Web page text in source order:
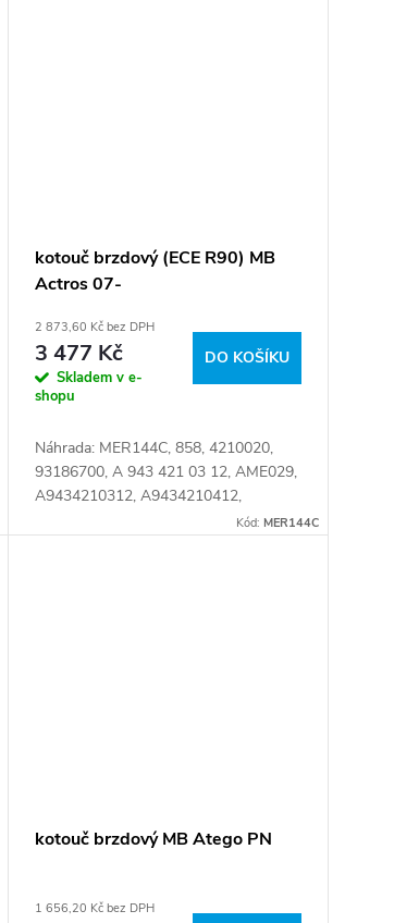
kotouč brzdový (ECE R90) MB
Actros 07-
2 873,60 Kč bez DPH
3 477 Kč
Skladem v e-
shopu
DO KOŠÍKU
Náhrada: MER144C, 858, 4210020,
93186700, A 943 421 03 12, AME029,
A9434210312, A9434210412,
BCR323A, CVD670, FCR323A,Kód: MER144C
kotouč brzdový MB Atego PN
1 656,20 Kč bez DPH